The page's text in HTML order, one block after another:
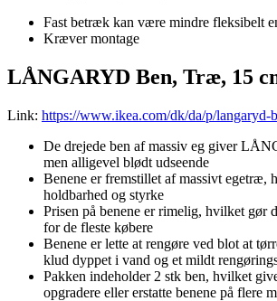
Fast betræk kan være mindre fleksibelt
Kræver montage
LÅNGARYD Ben, Træ, 15
Link: https://www.ikea.com/dk/da/p/langaryd-
De drejede ben af massiv eg giver
men alligevel blødt udseende
Benene er fremstillet af massivt egetræ,
holdbarhed og styrke
Prisen på benene er rimelig, hvilket gør
for de fleste købere
Benene er lette at rengøre ved blot at
klud dyppet i vand og et mildt
Pakken indeholder 2 stk ben, hvilket
opgradere eller erstatte benene på flere